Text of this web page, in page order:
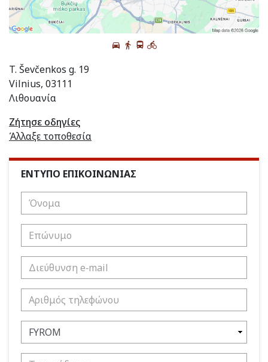
T. Ševčenkos g. 19
Vilnius, 03111
Λιθουανία
Ζήτησε οδηγίες
Άλλαξε τοποθεσία
ΕΝΤΥΠΟ ΕΠΙΚΟΙΝΩΝΙΑΣ